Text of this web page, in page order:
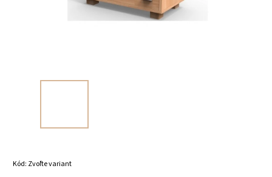
Kód: Zvoľte variant